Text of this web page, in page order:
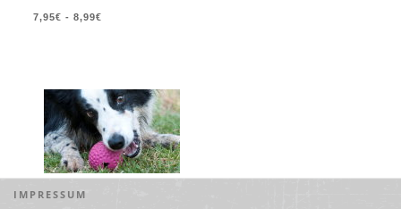
7,95€ - 8,99€
Rogz Hundeball Gumz
IMPRESSUM